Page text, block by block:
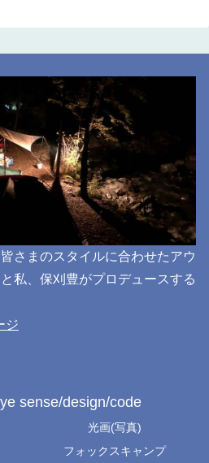
さまのスタイルに合わせたアウ
私、保刈豊がプロデュースする
ジ
sense/design/code
光画(写真)
フォックスキャンプ